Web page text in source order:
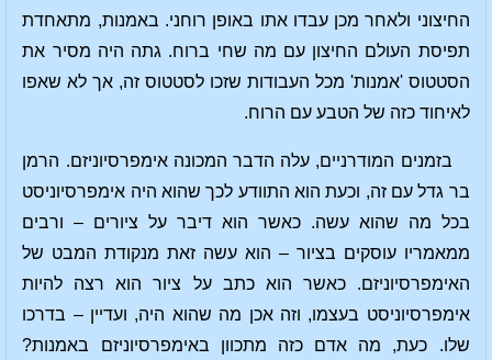
החיצוני ולאחר מכן עבדו אתו באופן רוחני. באמנות, מתאחדת
תפיסת העולם החיצון עם מה שחי ברוח. גתה היה מסיר את
הסטטוס 'אמנות' מכל העבודות שזכו לסטטוס זה, אך לא שאפו
לאיחוד כזה של הטבע עם הרוח.
בזמנים המודרניים, עלה הדבר המכונה אימפרסיוניזם. הרמן
בר גדל עם זה, וכעת הוא התוודע לכך שהוא היה אימפרסיוניסט
בכל מה שהוא עשה. כאשר הוא דיבר על ציורים – ורבים
ממאמריו עוסקים בציור – הוא עשה זאת מנקודת המבט של
האימפרסיוניזם. כאשר הוא כתב על ציור הוא רצה להיות
אימפרסיוניסט בעצמו, וזה אכן מה שהוא היה, ועדיין – בדרכו
שלו. כעת, מה אדם כזה מתכוון באימפרסיוניזם באמנות?